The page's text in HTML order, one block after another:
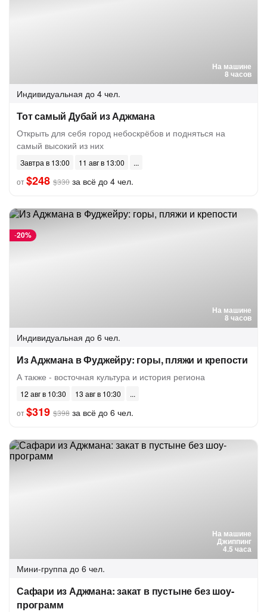
На машине
8 часов
Индивидуальная до 4 чел.
Тот самый Дубай из Аджмана
Открыть для себя город небоскрёбов и подняться на
самый высокий из них
Завтра в 13:00
11 авг в 13:00
от$248 $330 за всё до 4 чел.
На машине
8 часов
-20%
Индивидуальная до 6 чел.
Из Аджмана в Фуджейру: горы, пляжи и крепости
А также - восточная культура и история региона
12 авг в 10:30
13 авг в 10:30
от$319 $398 за всё до 6 чел.
На машине
Джиппинг
4.5 часа
Мини-группа до 6 чел.
Сафари из Аджмана: закат в пустыне без шоу-
программ